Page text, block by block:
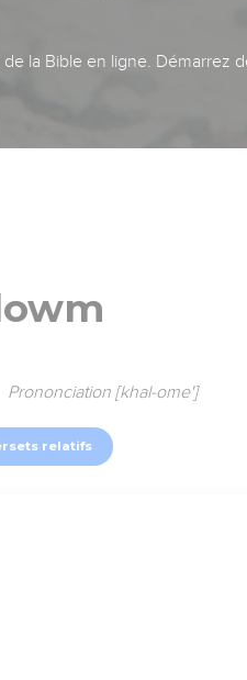
la Bible en ligne. Démarrez
Prononciation [khal-ome']
relatifs